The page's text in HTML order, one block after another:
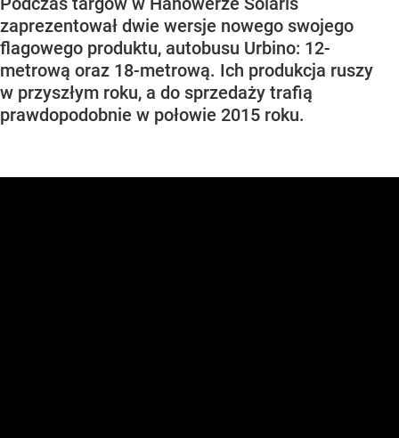
zaprezentował dwie wersje nowego swojego
flagowego produktu, autobusu Urbino: 12-
metrową oraz 18-metrową. Ich produkcja ruszy
w przyszłym roku, a do sprzedaży trafią
prawdopodobnie w połowie 2015 roku.